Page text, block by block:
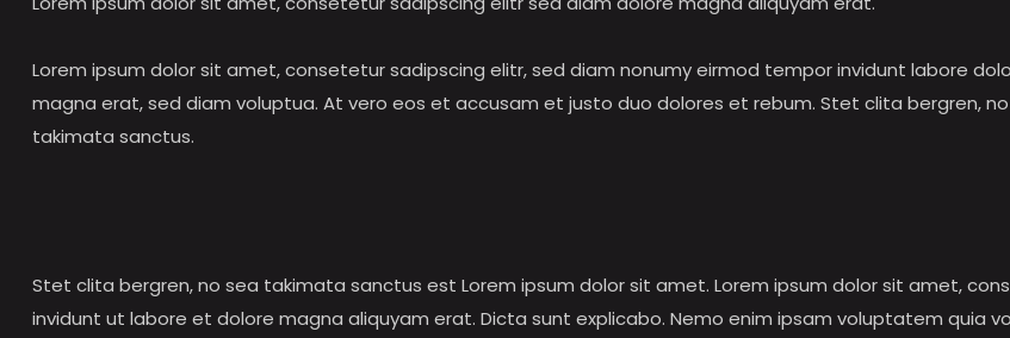
Lorem ipsum dolor sit amet, consetetur sadipscing elitr, sed diam nonumy eirmod tempor invidunt labore
magna erat, sed diam voluptua. At vero eos et accusam et justo duo dolores et rebum. Stet clita bergren,
takimata sanctus.
Stet clita bergren, no sea takimata sanctus est Lorem ipsum dolor sit amet. Lorem ipsum dolor sit amet,
invidunt ut labore et dolore magna aliquyam erat. Dicta sunt explicabo. Nemo enim ipsam voluptatem quia